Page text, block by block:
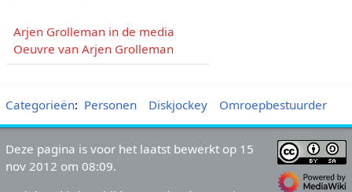
Arjen Grolleman in de media
Oeuvre van Arjen Grolleman
Categorieën: Personen Diskjockey Omroepbestuurder
Deze pagina is voor het laatst bewerkt op 15
nov 2012 om 08:09.